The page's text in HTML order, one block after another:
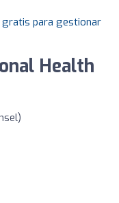
gratis para gestionar
Health